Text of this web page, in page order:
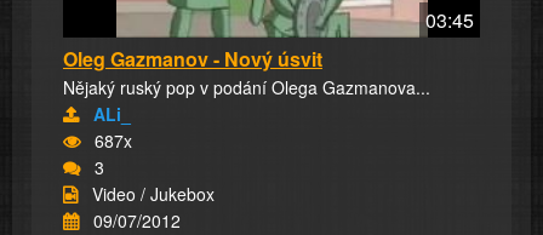
03:45
Oleg Gazmanov - Nový úsvit
Nějaký ruský pop v podání Olega Gazmanova...
ALi_
687x
3
Video / Jukebox
09/07/2012